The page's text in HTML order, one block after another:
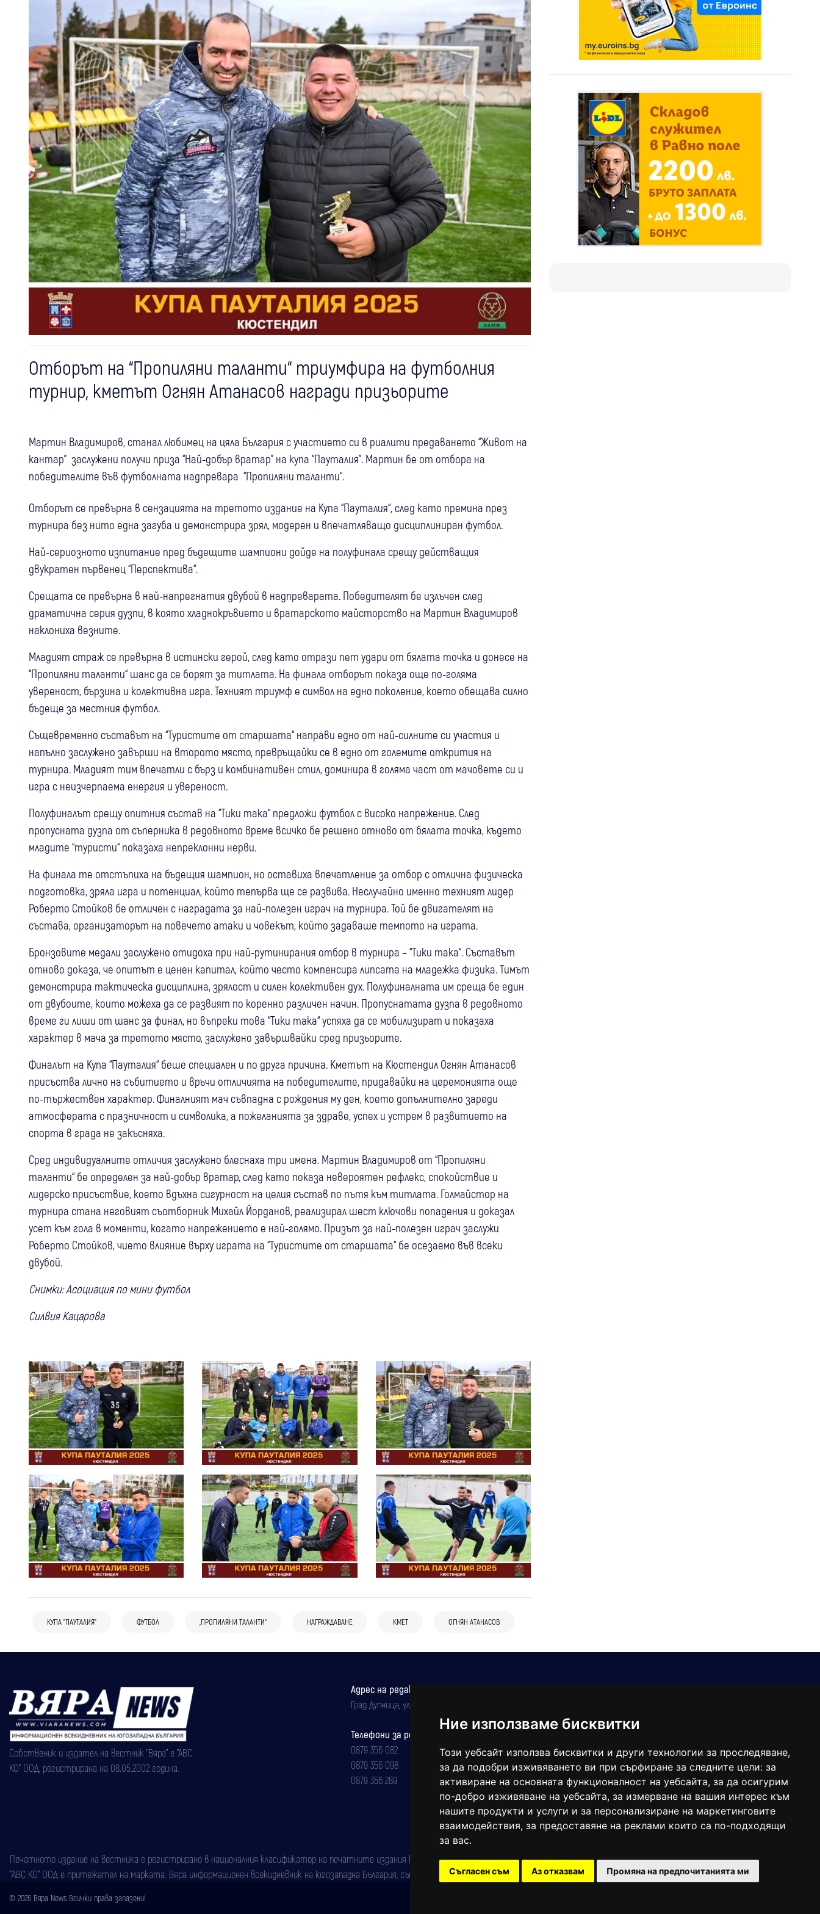
Ние използваме бисквитки
Този уебсайт използва бисквитки и други технологии за проследяване,
за да подобри изживяването ви при сърфиране за следните цели: за
активиране на основната функционалност на уебсайта, за да осигурим
по-добро изживяване на уебсайта, за измерване на вашия интерес към
нашите продукти и услуги и за персонализиране на маркетинговите
взаимодействия, за предоставяне на реклами които са по-подходящи
за вас.
Съгласен съм Аз отказвам Промяна на предпочитанията ми
Отборът на “Пропиляни таланти“ триумфира на футболния
турнир, кметът Огнян Атанасов награди призьорите
Мартин Владимиров, станал любимец на цяла България с участието си в риалити предаването “Живот на
кантар” заслужени получи приза “Най-добър вратар” на купа “Пауталия”. Мартин бе от отбора на
победителите във футболната надпревара “Пропиляни таланти“.
Отборът се превърна в сензацията на третото издание на Купа “Пауталия“, след като премина през
турнира без нито една загуба и демонстрира зрял, модерен и впечатляващо дисциплиниран футбол.
Най-сериозното изпитание пред бъдещите шампиони дойде на полуфинала срещу действащия
двукратен първенец “Перспектива“.
Срещата се превърна в най-напрегнатия двубой в надпреварата. Победителят бе излъчен след
драматична серия дузпи, в която хладнокръвието и вратарското майсторство на Мартин Владимиров
наклониха везните.
Младият страж се превърна в истински герой, след като отрази пет удари от бялата точка и донесе на
“Пропиляни таланти“ шанс да се борят за титлата. На финала отборът показа още по-голяма
увереност, бързина и колективна игра. Техният триумф е символ на едно поколение, което обещава силно
бъдеще за местния футбол.
Същевременно съставът на “Туристите от старшата“ направи едно от най-силните си участия и
напълно заслужено завърши на второто място, превръщайки се в едно от големите открития на
турнира. Младият тим впечатли с бърз и комбинативен стил, доминира в голяма част от мачовете си и
игра с неизчерпаема енергия и увереност.
Полуфиналът срещу опитния състав на “Тики така“ предложи футбол с високо напрежение. След
пропусната дузпа от съперника в редовното време всичко бе решено отново от бялата точка, където
младите “туристи“ показаха непреклонни нерви.
На финала те отстъпиха на бъдещия шампион, но оставиха впечатление за отбор с отлична физическа
подготовка, зряла игра и потенциал, който тепърва ще се развива. Неслучайно именно техният лидер
Роберто Стойков бе отличен с наградата за най-полезен играч на турнира. Той бе двигателят на
състава, организаторът на повечето атаки и човекът, който задаваше темпото на играта.
Бронзовите медали заслужено отидоха при най-рутинирания отбор в турнира – “Тики така“. Съставът
отново доказа, че опитът е ценен капитал, който често компенсира липсата на младежка физика. Тимът
демонстрира тактическа дисциплина, зрялост и силен колективен дух. Полуфиналната им среща бе един
от двубоите, които можеха да се развият по коренно различен начин. Пропуснатата дузпа в редовното
време ги лиши от шанс за финал, но въпреки това “Тики така“ успяха да се мобилизират и показаха
характер в мача за третото място, заслужено завършвайки сред призьорите.
Финалът на Купа “Пауталия“ беше специален и по друга причина. Кметът на Кюстендил Огнян Атанасов
присъства лично на събитието и връчи отличията на победителите, придавайки на церемонията още
по-тържествен характер. Финалният мач съвпадна с рождения му ден, което допълнително зареди
атмосферата с празничност и символика, а пожеланията за здраве, успех и устрем в развитието на
спорта в града не закъсняха.
Сред индивидуалните отличия заслужено блеснаха три имена. Мартин Владимиров от “Пропиляни
таланти“ бе определен за най-добър вратар, след като показа невероятен рефлекс, спокойствие и
лидерско присъствие, което вдъхна сигурност на целия състав по пътя към титлата. Голмайстор на
турнира стана неговият съотборник Михайл Йорданов, реализирал шест ключови попадения и доказал
усет към гола в моменти, когато напрежението е най-голямо. Призът за най-полезен играч заслужи
Роберто Стойков, чието влияние върху играта на “Туристите от старшата“ бе осезаемо във всеки
двубой.
Снимки: Асоциация по мини футбол
Силвия Кацарова
КУПА "ПАУТАЛИЯ" ФУТБОЛ „ПРОПИЛЯНИ ТАЛАНТИ“ НАГРАЖДАВАНЕ КМЕТ ОГНЯН АТАНАСОВ
Собственик и издател на вестник "Вяра" е "АВС
КО" ООД, регистрирана на 08.05.2002 година.
Адрес на редакцията
Град Дупница, ул.''Христо Ботев" 43
Телефони за реклама и абонаменти
0879 356 082
0879 356 098
0879 356 289
balgarkanews@gmail.com
Печатното издание на вестника е регистрирано в националния класификатор на печатните издания (Българска национална агенция за ISSN) под номер: ISSN 1312-4722.
"АВС КО" ООД е притежател на марката: Вяра информационен всекидневник на югозападна България, със свидетелство за марка рег. номер: 47857/11.05.2004 година.
© 2026 Вяра News Всички права запазени!